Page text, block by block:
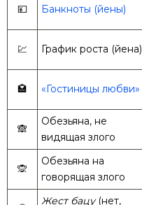
💴 Банкноты (йены)
💹 График роста (йена)
🏩 «Гостиницы любви»
🙈
Обезьяна, не
видящая злого
🙊
Обезьяна на
говорящая злого
Жест бацу(нет,